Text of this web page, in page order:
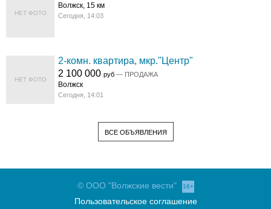
НЕТ ФОТО
Волжск, 15 км
Сегодня, 14:03
НЕТ ФОТО
2-комн. квартира, мкр."Центр"
2 100 000руб — ПРОДАЖА
Волжск
Сегодня, 14:01
ВСЕ ОБЪЯВЛЕНИЯ
© ООО "Волжские вести" 16+
Пользовательское соглашение